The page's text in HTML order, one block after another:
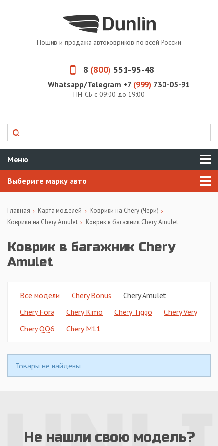
Пошив и продажа автоковриков по всей России
8 (800) 551-95-48
Whatsapp/Telegram +7 (999) 730-05-91
ПН-СБ с 09:00 до 19:00
Меню
Выберите марку авто
Главная Карта моделей
Коврики на Chery (Чери)
Коврики на Chery Amulet
Коврик в багажник Chery Amulet
Коврик в багажник Chery
Amulet
Все модели Chery Bonus
Chery Amulet
Chery Fora
Chery Kimo Chery Tiggo
Chery Very
Chery QQ6
Chery M11
Товары не найдены
Не нашли свою модель?